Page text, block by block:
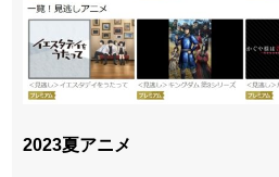
2023夏アニメ